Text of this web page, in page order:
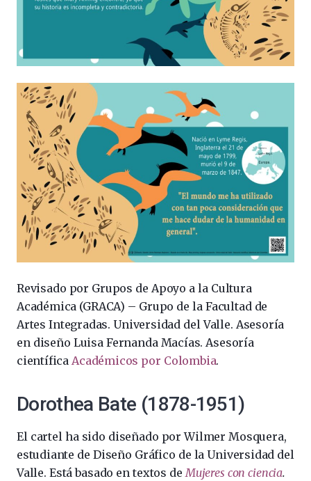
Revisado por Grupos de Apoyo a la Cultura
Académica (GRACA) – Grupo de la Facultad de
Artes Integradas. Universidad del Valle. Asesoría
en diseño Luisa Fernanda Macías. Asesoría
científicaAcadémicos por Colombia.
Dorothea Bate (1878-1951)
El cartel ha sido diseñado por Wilmer Mosquera,
estudiante de Diseño Gráfico de la Universidad del
Valle. Está basado en textos deMujeres con ciencia.